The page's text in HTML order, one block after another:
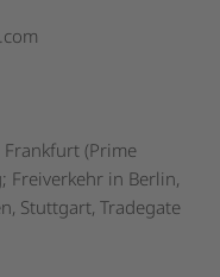
(Prime
Freiverkehr in Berlin,
Stuttgart, Tradegate